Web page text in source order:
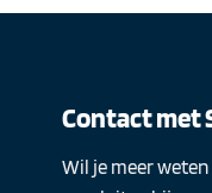
Contact met
Wil je meer